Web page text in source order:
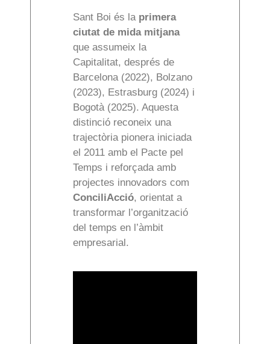
Sant Boi és la primera
ciutat de mida mitjana
que assumeix la
Capitalitat, després de
Barcelona (2022), Bolzano
(2023), Estrasburg (2024) i
Bogotà (2025). Aquesta
distinció reconeix una
trajectòria pionera iniciada
el 2011 amb el Pacte pel
Temps i reforçada amb
projectes innovadors com
ConciliAcció, orientat a
transformar l’organització
del temps en l’àmbit
empresarial.